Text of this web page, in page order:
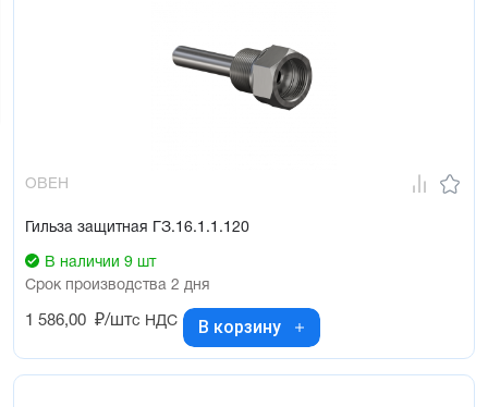
ОВЕН
Гильза защитная ГЗ.16.1.1.120
В наличии 9 шт
Срок производства 2 дня
1 586,00 ₽/штс НДС В корзину